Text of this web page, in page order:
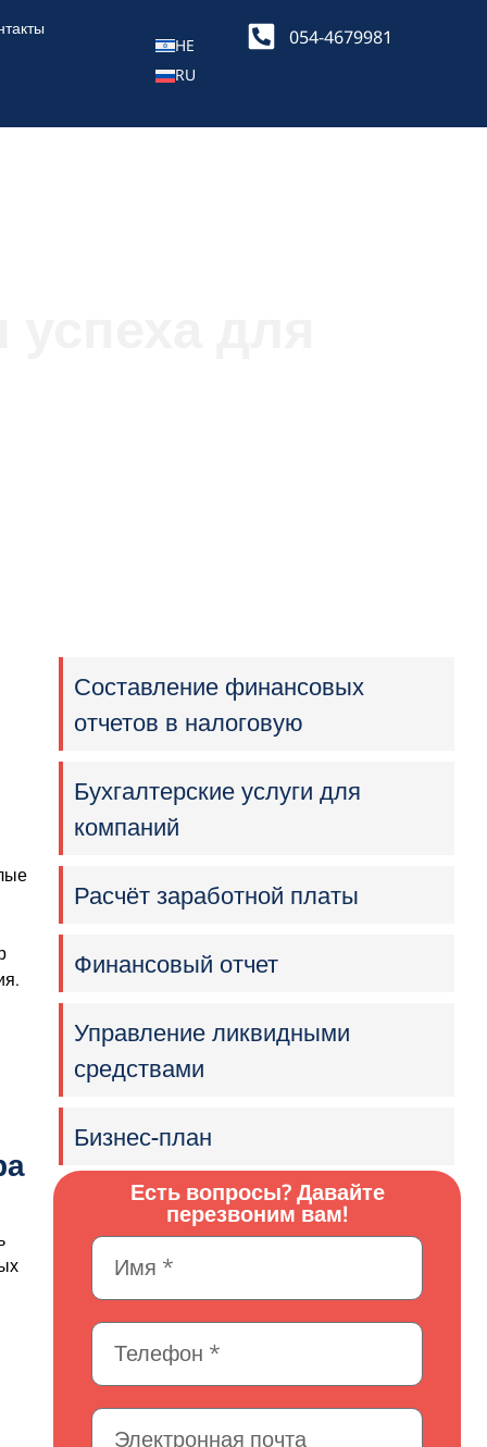
HE
RU
054-4679981
Составление финансовых
отчетов в налоговую
Бухгалтерские услуги для
компаний
Расчёт заработной платы
Финансовый отчет
Управление ликвидными
средствами
Бизнес-план
Есть вопросы? Давайте
перезвоним вам!